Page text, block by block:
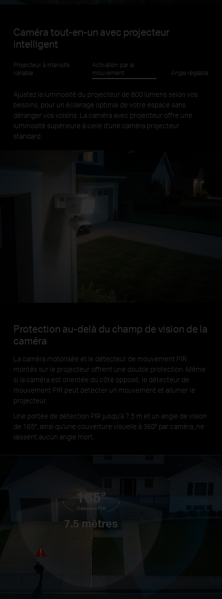
Caméra tout-en-un avec projecteur
intelligent
Projecteur à intensité
variable
Activation par le
mouvement
Angle réglable
Ajustez la luminosité du projecteur de 800 lumens selon vos
besoins, pour un éclairage optimal de votre espace sans
déranger vos voisins. La caméra avec projecteur offre une
luminosité supérieure à celle d'une caméra projecteur
standard.
Protection au-delà du champ de vision de la
caméra
La caméra motorisée et le détecteur de mouvement PIR
montés sur le projecteur offrent une double protection. Même
si la caméra est orientée du côté opposé, le détecteur de
mouvement PIR peut détecter un mouvement et allumer le
projecteur.
Une portée de détection PIR jusqu'à 7,5 m et un angle de vision
de 165°, ainsi qu'une couverture visuelle à 360° par caméra, ne
laissent aucun angle mort.
165°
Détection PIR
7.5 mètres